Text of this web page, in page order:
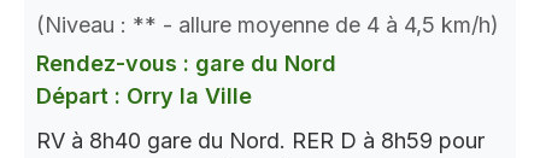
(Niveau : ** - allure moyenne de 4 à 4,5 km/h)
Rendez-vous : gare du Nord
Départ : Orry la Ville
RV à 8h40 gare du Nord. RER D à 8h59 pour